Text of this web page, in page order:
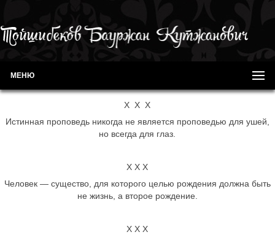
МЕНЮ
Х Х Х
Истинная проповедь никогда не является проповедью для ушей,
но всегда для глаз.
Х Х Х
Человек — существо, для которого целью рождения должна быть
не жизнь, а второе рождение.
Х Х Х